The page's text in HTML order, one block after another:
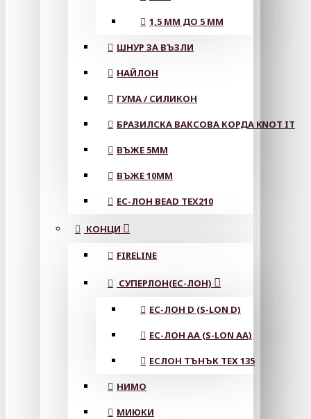
1,5 ММ ДО 5 ММ
ШНУР ЗА ВЪЗЛИ
НАЙЛОН
ГУМА / СИЛИКОН
БРАЗИЛСКА ВАКСОВА КОРДА KNOT IT
ВЪЖЕ 5MM
ВЪЖЕ 10MM
ЕС-ЛОН BEAD TEX210
КОНЦИ
FIRELINE
СУПЕРЛОН(ЕС-ЛОН)
ЕС-ЛОН D (S-LON D)
ЕС-ЛОН АА (S-LON AA)
ЕСЛОН ТЪНЪК TEX 135
НИМО
МИЮКИ